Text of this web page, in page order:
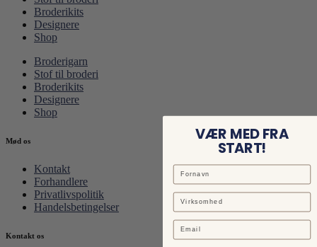
Broderikits
Designere
Shop
Broderigarn
Stof til broderi
Broderikits
Designere
Shop
Mød os
Kontakt
Forhandlere
Privatlivspolitik
Handelsbetingelser
Kontakt os
VÆR MED FRA
START!
Email